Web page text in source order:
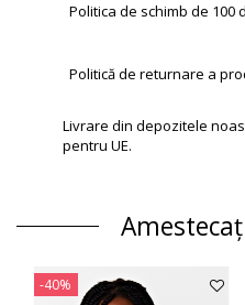
Politica de schimb de 100
Politică de returnare a
Livrare din depozitele
pentru UE.
-40%